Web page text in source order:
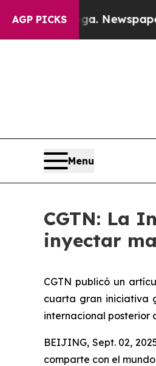
AGP PICKSNewspaper
Menu
CGTN: La
inyectar
CGTN publicó un
cuarta gran iniciativa
internacional posterior
BEIJING, Sept. 02,
comparte con el